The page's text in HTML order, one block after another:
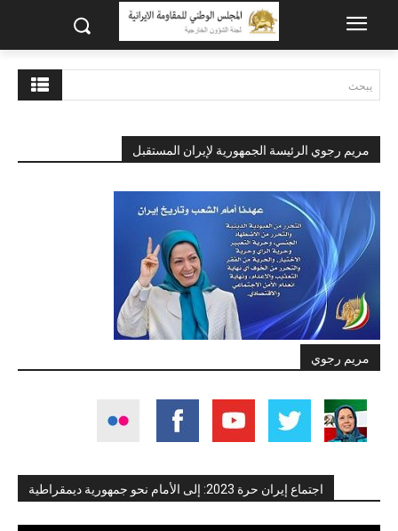
يبحث
مريم رجوي الرئيسة الجمهورية لإيران المستقبل
مريم رجوي
اجتماع إيران حرة 2023: إلى الأمام نحو جمهورية ديمقراطية